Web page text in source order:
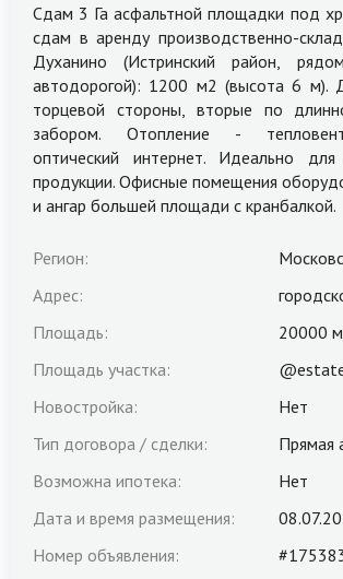
Сдам 3 Га асфальтной площадки под
сдам в аренду производственно-
Духанино (Истринский район,
автодорогой): 1200 м2 (высота 6 м).
торцевой стороны, вторые по
забором. Отопление -
оптический интернет. Идеально
продукции. Офисные помещения
и ангар большей площади с кранбалкой.
Регион:
Адрес:
Площадь:
20000
Площадь участка:
Новостройка:
Нет
Тип договора / сделки:
Прямая
Возможна ипотека:
Нет
Дата и время размещения:
Номер объявления: